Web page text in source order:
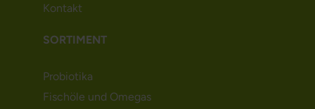
Kontakt
SORTIMENT
Probiotika
Fischöle und Omegas